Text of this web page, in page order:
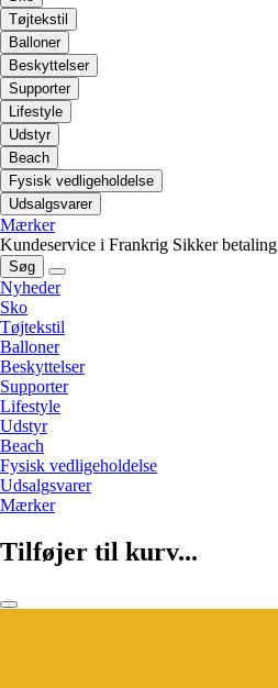
Tøjtekstil
Balloner
Beskyttelser
Supporter
Lifestyle
Udstyr
Beach
Fysisk vedligeholdelse
Udsalgsvarer
Mærker
Kundeservice i Frankrig Sikker betaling
Søg
Nyheder
Sko
Tøjtekstil
Balloner
Beskyttelser
Supporter
Lifestyle
Udstyr
Beach
Fysisk vedligeholdelse
Udsalgsvarer
Mærker
Tilføjer til kurv...